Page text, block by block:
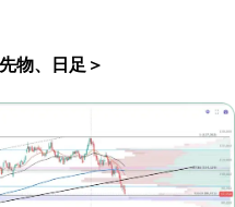
物、日足＞